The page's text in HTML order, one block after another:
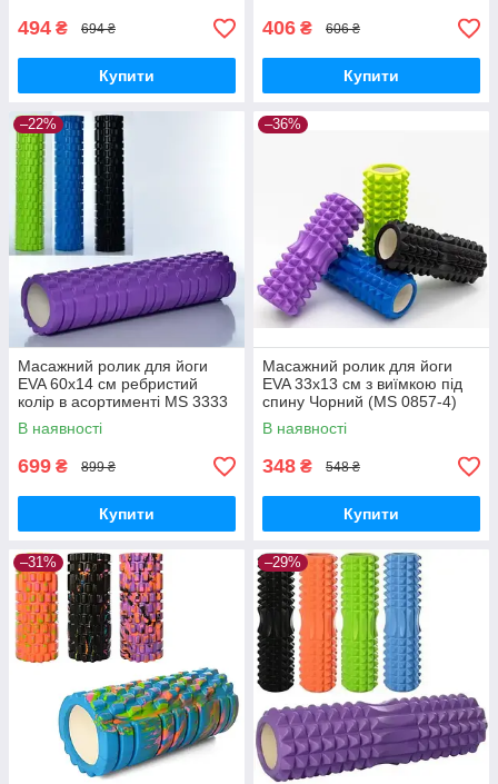
494 ₴ 694 ₴
Купити
406 ₴ 606 ₴
Купити
–22%
Масажний ролик для йоги
EVA 60х14 см ребристий
колір в асортименті MS 3333
В наявності
699 ₴ 899 ₴
Купити
–36%
Масажний ролик для йоги
EVA 33х13 см з виїмкою під
спину Чорний (MS 0857-4)
В наявності
348 ₴ 548 ₴
Купити
–31% –29%